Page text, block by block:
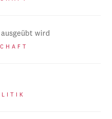
wird